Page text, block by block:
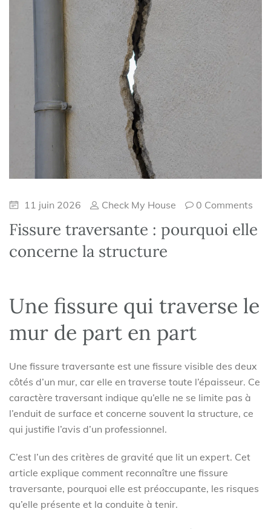
11 juin 2026 Check My House 0 Comments
Fissure traversante : pourquoi elle
concerne la structure
Une fissure qui traverse le
mur de part en part
Une fissure traversante est une fissure visible des deux
côtés d’un mur, car elle en traverse toute l’épaisseur. Ce
caractère traversant indique qu’elle ne se limite pas à
l’enduit de surface et concerne souvent la structure, ce
qui justifie l’avis d’un professionnel.
C’est l’un des critères de gravité que lit un expert. Cet
article explique comment reconnaître une fissure
traversante, pourquoi elle est préoccupante, les risques
qu’elle présente et la conduite à tenir.